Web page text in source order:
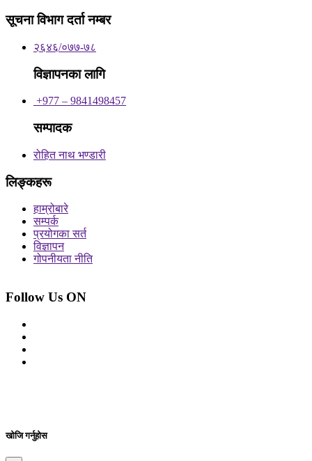
सूचना विभाग दर्ता नम्बर
२६४६/०७७-७८
विज्ञापनका लागि
+977 – 9841498457
सम्पादक
रोहित नाथ भण्डारी
लिङ्कहरू
हाम्रोबारे
सम्पर्क
प्रयोगका सर्त
विज्ञापन
गोपनीयता नीति
Follow Us ON
खोजि गर्नुहोस